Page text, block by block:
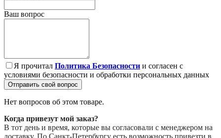
Ваш вопрос
Я прочитал Политика Безопасности и согласен с
условиями безопасности и обработки персональных данных
Отправить свой вопрос
Нет вопросов об этом товаре.
Когда привезут мой заказ?
В тот день и время, которые вы согласовали с менеджером на